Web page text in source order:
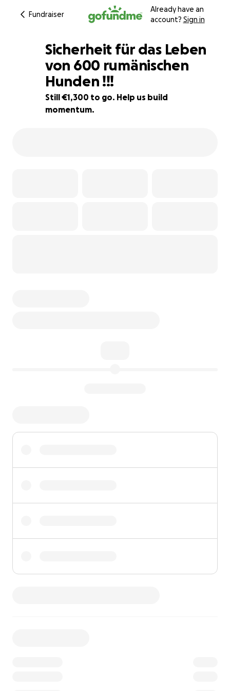
Fundraiser
Already have an
account? Sign in
86% complete
Sicherheit für das Leben
von 600 rumänischen
Hunden !!!
Still €1,300 to go. Help us build
momentum.